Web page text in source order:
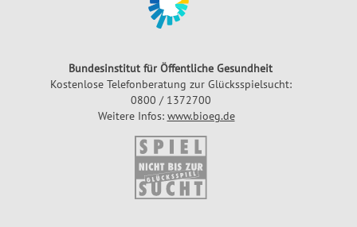
e
n
G
l
ü
c
k
Bundesinstitut für Öffentliche Gesundheit
Kostenlose Telefonberatung zur Glücksspielsucht:
0800 / 1372700
Weitere Infos: www.bioeg.de